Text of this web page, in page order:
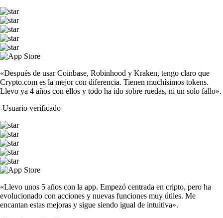
«Después de usar Coinbase, Robinhood y Kraken, tengo claro que
Crypto.com es la mejor con diferencia. Tienen muchísimos tokens.
Llevo ya 4 años con ellos y todo ha ido sobre ruedas, ni un solo fallo».
-Usuario verificado
«Llevo unos 5 años con la app. Empezó centrada en cripto, pero ha
evolucionado con acciones y nuevas funciones muy útiles. Me
encantan estas mejoras y sigue siendo igual de intuitiva».